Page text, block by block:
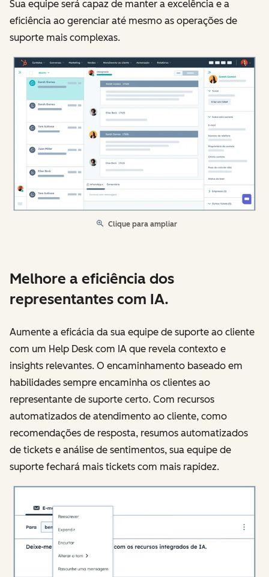
Sua equipe será capaz de manter a excelência e a
eficiência ao gerenciar até mesmo as operações de
suporte mais complexas.
Clique para ampliar
Melhore a eficiência dos
representantes com IA.
Aumente a eficácia da sua equipe de suporte ao cliente
com um Help Desk com IA que revela contexto e
insights relevantes. O encaminhamento baseado em
habilidades sempre encaminha os clientes ao
representante de suporte certo. Com recursos
automatizados de atendimento ao cliente, como
recomendações de resposta, resumos automatizados
de tickets e análise de sentimentos, sua equipe de
suporte fechará mais tickets com mais rapidez.